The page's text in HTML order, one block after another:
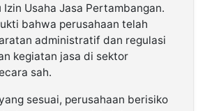
Usaha Jasa Pertambangan.
bahwa perusahaan telah
administratif dan regulasi
kegiatan jasa di sektor
sah.
sesuai, perusahaan berisiko